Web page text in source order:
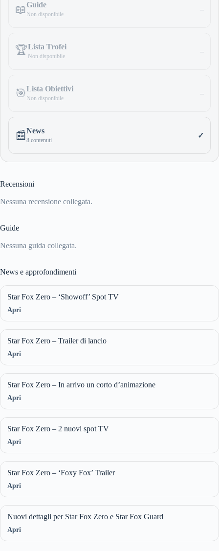
📖Guide
Non disponibile
–
🏆Lista Trofei
Non disponibile
–
🎯Lista Obiettivi
Non disponibile
–
📰News
8 contenuti
✓
Recensioni
Nessuna recensione collegata.
Guide
Nessuna guida collegata.
News e approfondimenti
Star Fox Zero – ‘Showoff’ Spot TV
Apri
Star Fox Zero – Trailer di lancio
Apri
Star Fox Zero – In arrivo un corto d’animazione
Apri
Star Fox Zero – 2 nuovi spot TV
Apri
Star Fox Zero – ‘Foxy Fox’ Trailer
Apri
Nuovi dettagli per Star Fox Zero e Star Fox Guard
Apri